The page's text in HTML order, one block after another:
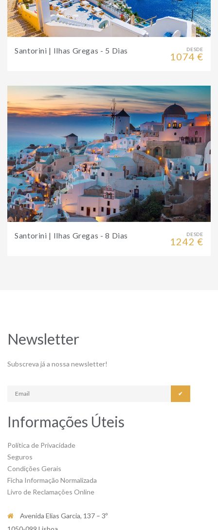
DESDE
1074 €
Santorini | Ilhas Gregas - 5 Dias
DESDE
1242 €
Santorini | Ilhas Gregas - 8 Dias
Newsletter
Subscreva já a nossa newsletter!
✔
Informações Úteis
Política de Privacidade
Seguros
Condições Gerais
Ficha Informação Normalizada
Livro de Reclamações Online
Avenida Elias Garcia, 137 – 3º